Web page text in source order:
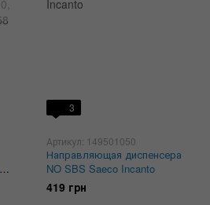
3
Артикул: 149501050
Направляющая диспенсера
NO SBS Saeco Incanto
419 грн